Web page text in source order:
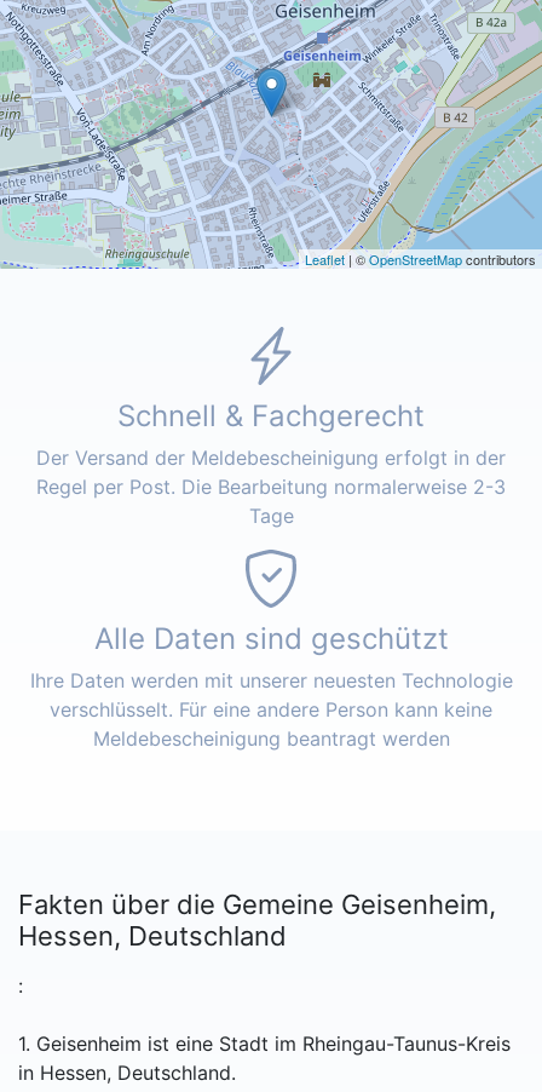
Leaflet| ©OpenStreetMapcontributors
Schnell & Fachgerecht
Der Versand der Meldebescheinigung erfolgt in der
Regel per Post. Die Bearbeitung normalerweise 2-3
Tage
Alle Daten sind geschützt
Ihre Daten werden mit unserer neuesten Technologie
verschlüsselt. Für eine andere Person kann keine
Meldebescheinigung beantragt werden
Fakten über die Gemeine Geisenheim,
Hessen, Deutschland
:
1. Geisenheim ist eine Stadt im Rheingau-Taunus-Kreis
in Hessen, Deutschland.